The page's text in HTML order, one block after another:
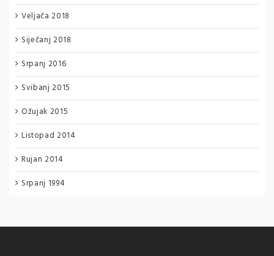
Veljača 2018
Siječanj 2018
Srpanj 2016
Svibanj 2015
Ožujak 2015
Listopad 2014
Rujan 2014
Srpanj 1994